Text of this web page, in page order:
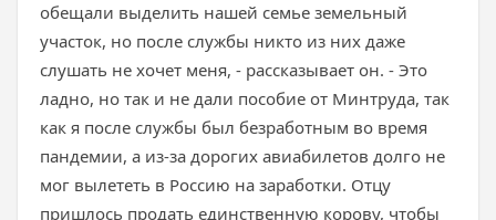
обещали выделить нашей семье земельный
участок, но после службы никто из них даже
слушать не хочет меня, - рассказывает он. - Это
ладно, но так и не дали пособие от Минтруда, так
как я после службы был безработным во время
пандемии, а из-за дорогих авиабилетов долго не
мог вылететь в Россию на заработки. Отцу
пришлось продать единственную корову, чтобы